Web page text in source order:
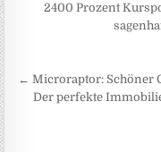
2400 Prozent
← Microraptor: Schöner
Der perfekte